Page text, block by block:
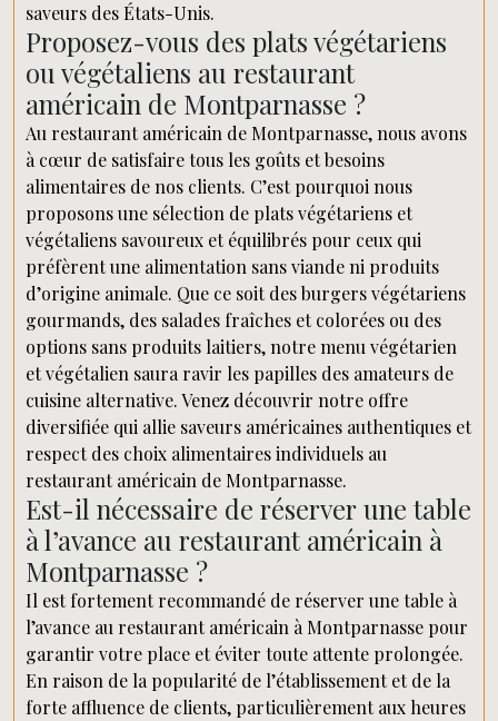
saveurs des États-Unis.
Proposez-vous des plats végétariens
ou végétaliens au restaurant
américain de Montparnasse ?
Au restaurant américain de Montparnasse, nous avons
à cœur de satisfaire tous les goûts et besoins
alimentaires de nos clients. C’est pourquoi nous
proposons une sélection de plats végétariens et
végétaliens savoureux et équilibrés pour ceux qui
préfèrent une alimentation sans viande ni produits
d’origine animale. Que ce soit des burgers végétariens
gourmands, des salades fraîches et colorées ou des
options sans produits laitiers, notre menu végétarien
et végétalien saura ravir les papilles des amateurs de
cuisine alternative. Venez découvrir notre offre
diversifiée qui allie saveurs américaines authentiques et
respect des choix alimentaires individuels au
restaurant américain de Montparnasse.
Est-il nécessaire de réserver une table
à l’avance au restaurant américain à
Montparnasse ?
Il est fortement recommandé de réserver une table à
l’avance au restaurant américain à Montparnasse pour
garantir votre place et éviter toute attente prolongée.
En raison de la popularité de l’établissement et de la
forte affluence de clients, particulièrement aux heures